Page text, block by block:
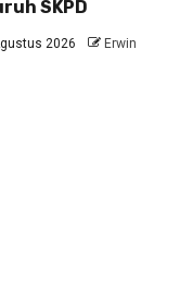
SKPD
2026 Erwin